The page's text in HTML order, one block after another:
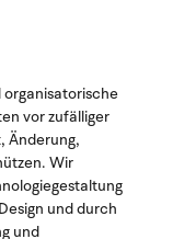
vor zufälliger
Änderung,
Wir
und durch
und